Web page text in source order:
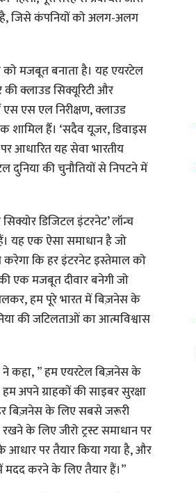
है, जिसे कंपनियों को अलग-अलग
को मजबूत बनाता है। यह एयरटेल
क्लाउड सिक्यूरिटी और
एस एल निरीक्षण, क्लाउड
शामिल हैँ। ‘सदैव यूजर, डिवाइस
आधारित यह सेवा भारतीय
की चुनौतियों से निपटने में
डिजिटल इंटरनेट’ लॉन्च
यह एक ऐसा समाधान है जो
करेगा कि हर इंटरनेट इस्तेमाल को
एक मजबूत दीवार बनेगी जो
हम पूरे भारत में बिज़नेस के
की जटिलताओं का आत्मविश्वास
ने कहा, ” हम एयरटेल बिज़नेस के
अपने ग्राहकों की साइबर सुरक्षा
बिज़नेस के लिए सबसे जरूरी
के लिए जीरो ट्रस्ट समाधान पर
आधार पर तैयार किया गया है, और
मदद करने के लिए तैयार हैं।”